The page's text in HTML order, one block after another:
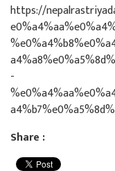
https://
-
Share :